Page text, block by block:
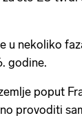
u nekoliko
godine.
poput
provoditi